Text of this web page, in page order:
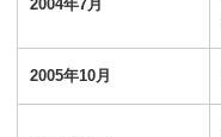
2004年7月
2005年10月